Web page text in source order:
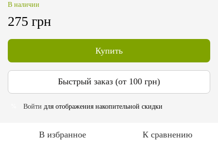
В наличии
275 грн
Купить
Быстрый заказ (от 100 грн)
Войти для отображения накопительной скидки
В избранное К сравнению